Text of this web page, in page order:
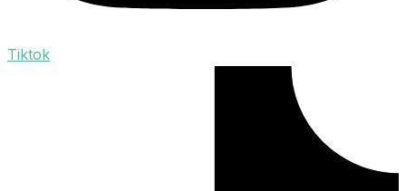
Tiktok